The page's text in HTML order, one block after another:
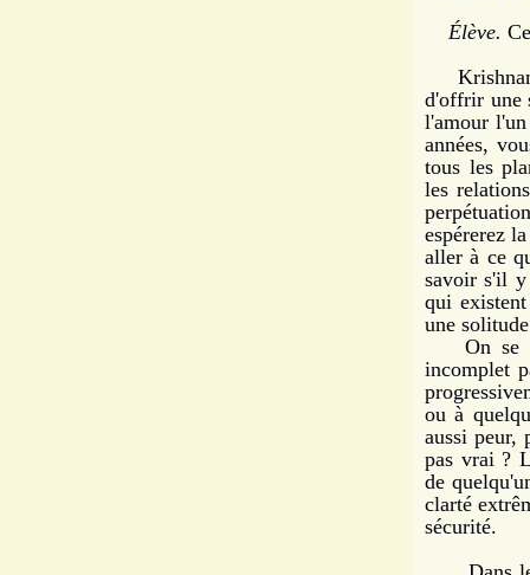
Élève.
d'offrir une
l'amour
années,
tous les
les
espérerez
aller à ce
savoir s'il y
qui
une
On se
incomplet
ou à
aussi peur,
pas vrai ?
de
clarté
sécurité.